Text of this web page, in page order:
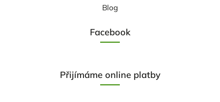
Blog
Facebook
Přijímáme online platby